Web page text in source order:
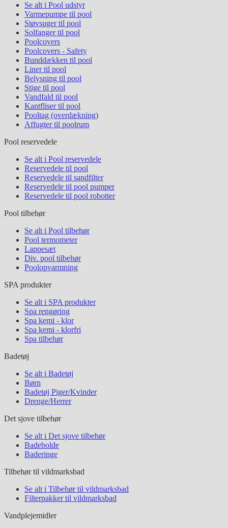
Se alt i Pool udstyr
Varmepumpe til pool
Støvsuger til pool
Solfanger til pool
Poolcovers
Poolcovers - Safety
Bunddækken til pool
Liner til pool
Belysning til pool
Stige til pool
Vandfald til pool
Kantfliser til pool
Pooltag (overdækning)
Affugter til poolrum
Pool reservedele
Se alt i Pool reservedele
Reservedele til pool
Reservedele til sandfilter
Reservedele til pool pumper
Reservedele til pool robotter
Pool tilbehør
Se alt i Pool tilbehør
Pool termometer
Lappesæt
Div. pool tilbehør
Poolopvarmning
SPA produkter
Se alt i SPA produkter
Spa rengøring
Spa kemi - klor
Spa kemi - klorfri
Spa tilbehør
Badetøj
Se alt i Badetøj
Børn
Badetøj Piger/Kvinder
Drenge/Herrer
Det sjove tilbehør
Se alt i Det sjove tilbehør
Badebolde
Baderinge
Tilbehør til vildmarksbad
Se alt i Tilbehør til vildmarksbad
Filterpakker til vildmarksbad
Vandplejemidler